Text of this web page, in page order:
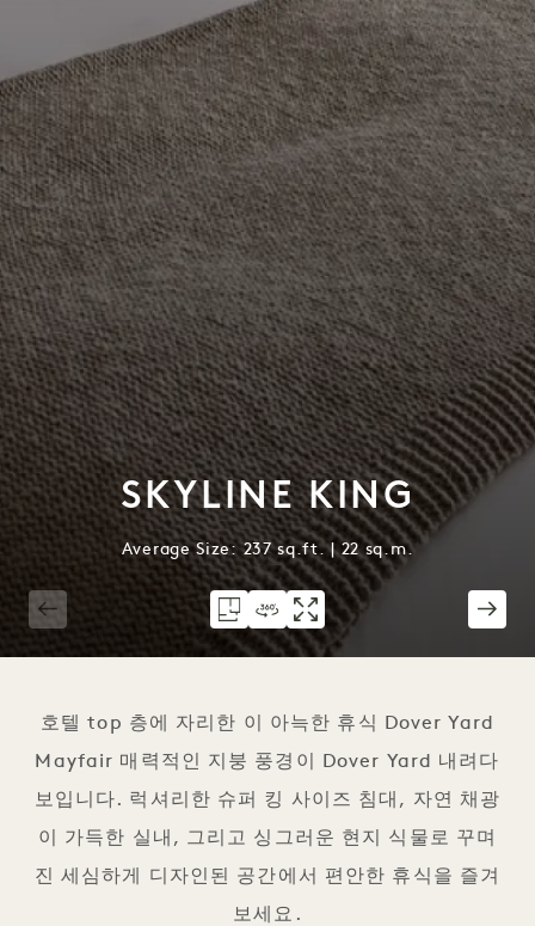
SKYLINE KING
Average Size: 237 sq.ft. | 22 sq.m.
호텔 top 층에 자리한 이 아늑한 휴식 Dover Yard
Mayfair 매력적인 지붕 풍경이 Dover Yard 내려다
보입니다. 럭셔리한 슈퍼 킹 사이즈 침대, 자연 채광
이 가득한 실내, 그리고 싱그러운 현지 식물로 꾸며
진 세심하게 디자인된 공간에서 편안한 휴식을 즐겨
보세요.